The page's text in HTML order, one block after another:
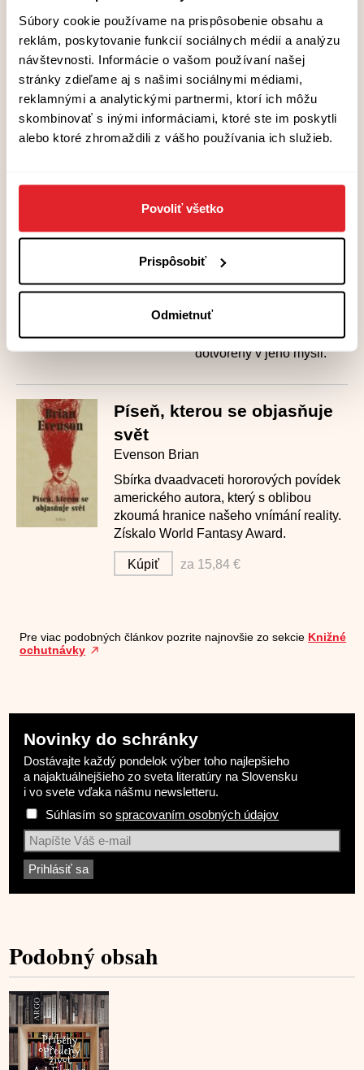
Súbory cookie používame na prispôsobenie obsahu a
reklám, poskytovanie funkcií sociálnych médií a analýzu
návštevnosti. Informácie o vašom používaní našej
stránky zdieľame aj s našimi sociálnymi médiami,
reklamnými a analytickými partnermi, ktorí ich môžu
skombinovať s inými informáciami, ktoré ste im poskytli
alebo ktoré zhromaždili z vášho používania ich služieb.
Povoliť všetko
Prispôsobiť
Odmietnuť
(* 1966) je profesor
literatury, který má rád
evropské spisovatele a
filozofy, ale zároveň i
detektivní romány
americké „drsné školy“.
Jeho minimalistické texty
spadají často, ale ne vždy,
prostě „divné“.
vnímání skutečnosti, jsou
temné a záměrně
sloužit jako spouštěč nebo
katalyzátor a být
dotvořeny v jeho mysli.
Píseň, kterou se objasňuje
svět
Evenson Brian
Sbírka dvaadvaceti hororových povídek
amerického autora, který s oblibou
zkoumá hranice našeho vnímání reality.
Získalo World Fantasy Award.
Kúpiť za 15,84 €
Pre viac podobných článkov pozrite najnovšie zo sekcie Knižné
ochutnávky
Novinky do schránky
Dostávajte každý pondelok výber toho najlepšieho
a najaktuálnejšieho zo sveta literatúry na Slovensku
i vo svete vďaka nášmu newsletteru.
Súhlasím sospracovaním osobných údajov
Podobný obsah